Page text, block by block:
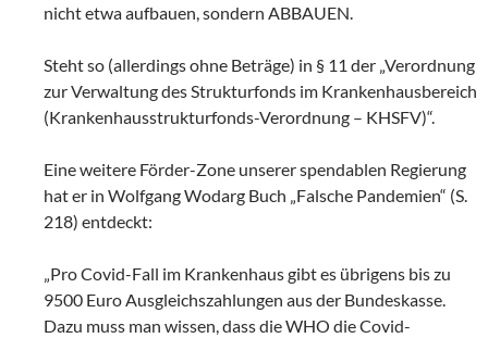
nicht etwa aufbauen, sondern ABBAUEN.
Steht so (allerdings ohne Beträge) in § 11 der „Verordnung
zur Verwaltung des Strukturfonds im Krankenhausbereich
(Krankenhausstrukturfonds-Verordnung – KHSFV)“.
Eine weitere Förder-Zone unserer spendablen Regierung
hat er in Wolfgang Wodarg Buch „Falsche Pandemien“ (S.
218) entdeckt:
„Pro Covid-Fall im Krankenhaus gibt es übrigens bis zu
9500 Euro Ausgleichszahlungen aus der Bundeskasse.
Dazu muss man wissen, dass die WHO die Covid-